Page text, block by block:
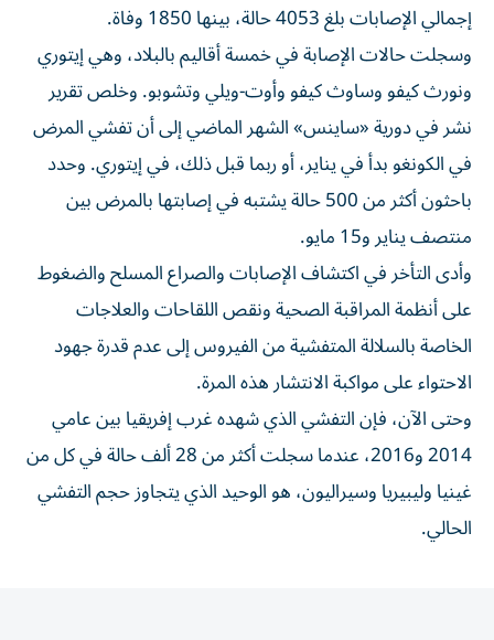
إجمالي الإصابات بلغ 4053 حالة، بينها 1850 وفاة.
وسجلت حالات الإصابة في خمسة ​أقاليم بالبلاد، وهي إيتوري
ونورث كيفو وساوث كيفو ‌وأوت-ويلي وتشوبو. وخلص تقرير
نشر في دورية «ساينس» الشهر الماضي إلى أن تفشي المرض
في الكونغو بدأ ⁠في يناير، أو ربما قبل ذلك، في إيتوري. وحدد
باحثون أكثر من 500 حالة يشتبه ​في إصابتها ‌بالمرض بين
منتصف يناير و15 مايو.
وأدى التأخر في اكتشاف الإصابات والصراع المسلح والضغوط
على أنظمة المراقبة الصحية ونقص اللقاحات والعلاجات
الخاصة ‌بالسلالة المتفشية من ‌الفيروس إلى عدم قدرة ⁠جهود
الاحتواء على مواكبة الانتشار هذه المرة.
وحتى ‌الآن، فإن التفشي الذي شهده غرب إفريقيا بين عامي
2014 و2016، عندما سجلت ⁠أكثر من 28 ألف حالة ​في كل من
غينيا وليبيريا وسيراليون، هو الوحيد الذي يتجاوز حجم التفشي
الحالي.